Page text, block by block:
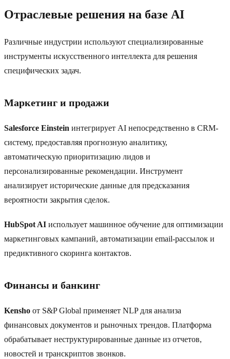
Отраслевые решения на базе AI
Различные индустрии используют специализированные
инструменты искусственного интеллекта для решения
специфических задач.
Маркетинг и продажи
Salesforce Einstein интегрирует AI непосредственно в CRM-
систему, предоставляя прогнозную аналитику,
автоматическую приоритизацию лидов и
персонализированные рекомендации. Инструмент
анализирует исторические данные для предсказания
вероятности закрытия сделок.
HubSpot AI использует машинное обучение для оптимизации
маркетинговых кампаний, автоматизации email-рассылок и
предиктивного скоринга контактов.
Финансы и банкинг
Kensho от S&P Global применяет NLP для анализа
финансовых документов и рыночных трендов. Платформа
обрабатывает неструктурированные данные из отчетов,
новостей и транскриптов звонков.